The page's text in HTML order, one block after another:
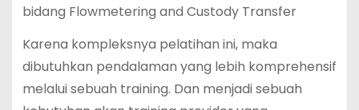
bidang Flowmetering and Custody Transfer
Karena kompleksnya pelatihan ini, maka
dibutuhkan pendalaman yang lebih komprehensif
melalui sebuah training. Dan menjadi sebuah